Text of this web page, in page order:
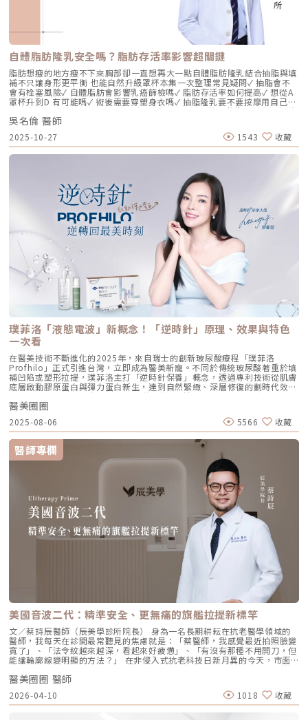
Profhilo 之所以能在國際醫美界佔有一席之地，在於其革命性的
NAHYCO™ 專利熱融合技術。1. 醫學界的「純淨」突破：無化學交聯劑一
般玻尿酸為了維持在體內的時間，必須添加化學交聯劑（如 BDDE）。雖然
這在合法範圍內是安全的，但對於過敏體質或追求極致天然的客戶來說，仍
存在延遲性發炎的風險。Profhilo逆時針 透過精確的加熱與降溫製程，讓
高分子與低分子玻尿酸產生自然的氫鍵鍵結，完全不含 BDDE。這意味著它
具備極高的「生物相容性」，注射後能與人體組織完美融合。2. 高低分子玻
尿酸的「黃金比例」Profhilo 含有目前市面上極高濃度的玻尿酸
（64mg/2ml），它結合了： 高分子量玻尿酸（H-HA）：提供穩定的物理
支撐與深層鎖水，改善鬆弛。 低分子量玻尿酸（L-HA）：作為傳遞信號的
分子，直接活化真皮層內的纖維母細胞，誘導膠原蛋白與彈力蛋白新生。這
種「1+1 > 2」的協同作用，讓 Profhilo 在進入皮膚後，能像液態電波一
樣迅速擴散，全面性地改善膚質。三、 3 種細胞與 5 種蛋白：解開「液態
電波」的逆齡關鍵在辰美學的診間，我常跟客戶解釋，Profhilo 就像是為
肌膚施加了一種「啟動指令」。它不僅僅是補水，而是啟動了「3+5 逆齡機
制」： 活化 3 種關鍵細胞： 纖維母細胞：這是皮膚的「膠原工廠」。 角質
胞：幫助恢復皮下組織的飽滿感，減緩隨著年齡增長的皮下萎縮。 啟動 5
種關鍵結構蛋白：包括 I 型、III 型、IV 型、VII 型膠原蛋白以及最關鍵的彈
力蛋白。這種全方位的重塑效果，能讓下顎線變清晰，讓細紋從底層淡化。
這就是為什麼它被暱稱為「液態電波」。電波是靠「熱能」刺激新生，而
Profhilo 是靠「生物分子信號」啟動新生。對於皮膚薄、怕痛或不適合高
能量儀器的客戶來說，這是一個非常理想的選擇。四、 蔡醫師的精準美
學：BAP 五點拉提點位解析施打 Profhilo 是一門藝術。我們採用國際標準
的 BAP（Bio Aesthetic Points）五點拉提打法，這五個點是避開重要血
管、精準對準臉部支撐結構的黃金位置： [1] 顴骨高點： 位於顴骨最突出的
地方，需離眼睛外側至少 2 公分。能像掛鉤一樣，為中臉提供向上向外的支
撐力。 [2] 鼻翼與瞳孔垂直線交界： 在鼻翼與耳廓之間畫出水平線，再從瞳
孔中線畫垂直線，兩線交交叉處作為注射點。能有效改善法令紋，飽滿面中
部。 [3] 耳廓下前緣： 位於耳廓下緣的前方約 1 公分處。是收緊臉部外側
輪廓、強化下頷線條的關鍵。 [4] 下頷嘴角交界： 在下巴中軸線的三分之一
處畫垂直線，再向唇角方向移動 1.5 公分。可以修飾木偶紋，改善嘴角下
垂。 [5] 下顎角前緣： 位於下顎角前側約 1 公分處。幫助拉緊腮幫子多餘
的鬆弛組織，讓下顎線條清晰。五、 哪些部位最適合 Profhilo 逆時針？
Profhilo 逆時針之所以能成為抗老界的寵兒，不僅是因為它的成分純淨，
更因為它解決了傳統醫美難以觸及的「盲區」。它不靠體積填充，而是透過
「液態拉皮」的概念，從根本提升肌膚彈性。以下四個部位是我在臨床運用
中最推薦的：1. 臉部液態拉皮：BAP 五點精準誘導這是 Profhilo 的核心應
用。與傳統玻尿酸增加臉部「厚重感」或「體積支撐」的邏輯完全不同，
Profhilo 本質上是液態拉皮。我們採用國際標準的 BAP（Bio Aesthetic
Points）五點注射法，這五個點是避開重要血管、精準將玻尿酸導入真皮層
的黃金位置： 顴骨高點：啟動中臉肌膚的生物重塑，優化張力。 鼻翼瞳孔
交界：透過提升肌膚彈力，自然弱化法令紋的視覺感。 耳廓下前緣：強化
臉部外側緊緻度，讓輪廓不再鬆垮。 下頷嘴角交界：改善嘴角周圍的鬆
弛，恢復皮膚原有的拉力。 下顎角前緣：誘導彈力蛋白新生，收緊下頷邊
緣的曲線。這五個點位並非用來「填充凹陷」，而是作為信號啟動點，讓玻
尿酸在皮下如水幕般擴散，誘導彈力蛋白大量新生，像是在皮下植入了一層
隱形的「彈力網」，讓下顎線與中臉自然回歸緊緻狀態。2. 火雞頸與橫向頸
紋：修復彈力纖維的救星頸部皮膚極薄，且缺乏支撐結構，老化多半是因為
彈力纖維斷裂。傳統填充型玻尿酸因為有化學交聯，施打後容易因重力或皮
膚過薄而產生凸起（毛毛蟲現象）。Profhilo 具備極佳的流動性，能均勻
滲透進頸部真皮層，不是填平皺紋，而是從底層重塑頸部肌膚的厚度與張
力，是目前改善頸部質感的首選。3. 手背（雞爪手）：重建真皮層的緊實度
雙手最容易因彈力蛋白流失而顯得乾癟、血管明顯。Profhilo 透過「非填
充」的方式，啟動手背肌膚的自我修復機制。它不僅是補水，更是透過生物
重塑增加組織的彈性與結構感，讓手背肌膚恢復細緻平滑，找回如少女般優
雅的肌膚張力。4. 口周細紋：自然軟化而不僵硬對於愛笑或年長客戶常見的
唇周紋，若使用傳統填充物，常會因為增加了體積而讓表情變得僵硬。
Profhilo 透過液態拉皮的原理，在不改變五官比例的前提下，誘導唇周肌
膚新生彈力蛋白，從底層「軟化」細小紋路，讓整個人看起來更加柔和、自
然。六、 蔡醫師的診間建議：如何規劃妳的「逆時針」計畫？在辰美學，
我們追求的是「長效且細膩」的美，而非瞬間的煙火式改變。針對初次接觸
Profhilo 逆時針 的客戶，我通常會建議以「週期性重塑」的方式來規劃妳
的專屬美學地圖：1. 基礎療程：建議至少進行 2 至 3 次為了達到最佳的彈
力蛋白新生與肌底環境優化，單次施打僅是啟動信號，完整的重塑需要時間
堆疊： 啟動期（第 1 次與第 2 次）： 建議間隔 1 個月施打。這兩次密集的
治療能確保高濃度玻尿酸在真皮層內建立穩固的擴散網絡，全面活化纖維母
細胞。 強化期（第 2 次與第 3 次）： 建議間隔3到6個月進行第三次施打。
這是一個關鍵的鞏固點，能延續細胞的再生信號，讓拉皮效果更具層次感。
維持期： 經過這 3 次完整的週期療程後，肌膚的緊緻度與細緻質感通常可
以維持九個月左右的時間。2.術後照護：輕盈無負擔的修復由於 Profhilo
是極高純度的玻尿酸且不含化學交聯劑，術後反應極輕。只需在 24 小時內
避免劇烈運動與高溫環境（如溫泉、蒸氣室、高溫瑜伽），其餘日常生活、
上妝均不受影響，非常適合行程滿檔的都會女性。結語：美，是找回妳原本
自體脂肪隆乳安全嗎？脂肪存活率影響超關鍵
脂肪想瘦的地方瘦不下來胸部卻一直想再大一點自體脂肪隆乳結合抽脂與填
補不只讓身形更平衡 也能自然升級罩杯本集一次整理常見疑問✓ 抽脂會不
會有栓塞風險✓ 自體脂肪會影響乳癌篩檢嗎✓ 脂肪存活率如何提高✓ 想從A
罩杯升到D 有可能嗎✓ 術後需要穿塑身衣嗎✓ 抽脂隆乳要不要按摩用自己的
脂肪 打造柔軟真實的胸型適合誰 怎麼做 最有效將給妳完整觀念與安心評估
依據重點摘要：0:00 #她說他說0:40 #自體脂肪隆乳v.s.#假體隆乳 想要哪
一樣？1:02 關於手術安全性 #自體隆乳2:12 不同的抽脂方式 #脂肪存活率
會一樣嗎？3:16 關於抽脂安全 #脂肪栓塞問題 ？4:09 關於手術安全性 #矽
膠隆乳相關影片：• 罩杯升級前必看，自體脂肪豐胸解析！ EP20• 男生
女乳好尷尬，胸部困擾的隱藏原因你有嗎？ EP24• 抽就對了？抽脂局部雕
@aclinichttps://lin.ee/zGPja49▼詢問整形大小事https://answer-
clinic.com/▼詢問皮膚大小事https://answer-skin.com/▼詢問變美大小
事https://answer-skincare.com/安瑟美膚整形外科診所
FBhttps://www.facebook.com/AnswerClinic安瑟美膚整形外科診所
IGhttps://www.instagram.com/aclinic.group/吳名倫醫師：Dr.Allen 整
形醫美體塑學苑https://www.facebook.com/drallenbody吳名倫醫師
IGhttps://www.instagram.com/psdr_allen/安瑟美膚整形外科診所地
址：臺北市大安區安和路一段113號2樓之1電話：（02）7709-9398
吳名倫 醫師
2025-10-27 1543 收藏
璞菲洛「液態電波」新概念！「逆時針」原理、效果與特色
一次看
在醫美技術不斷進化的2025年，來自瑞士的創新玻尿酸療程「璞菲洛
Profhilo」正式引進台灣，立即成為醫美新寵。不同於傳統玻尿酸著重於填
補凹陷或塑形拉提，璞菲洛主打「逆時針保養」概念，透過專利技術從肌膚
底層啟動膠原蛋白與彈力蛋白新生，達到自然緊緻、深層修復的劃時代效
果。 Profhilo更邀請郭台銘夫人曾馨瑩擔任形象大使，迅速成為市場焦
點。我們將帶你全面認識這項創新療程，從作用原理、五大特色到適合對象
與常見問題，一次搞懂「逆時針玻尿酸」的魅力！ 璞菲洛Profhilo是什
麼？ 璞菲洛是一項注射型玻尿酸產品，由瑞士IBSA研發，正式名稱為「高
低分子玻尿酸皮下植入劑」，在台灣獲得衛福部核准，俗稱為「逆時針」。
與傳統玻尿酸不同，璞菲洛不以填補凹陷為目的，而是透過生物重塑（bio-
remodeling）方式，喚醒肌膚自身的修復機能，促進膠原蛋白和彈力蛋白
的生成，達到自然緊緻與改善膚質的效果。璞菲洛Profhilo的五大特色璞菲
洛之所以能引發醫美界關注，主要在於它與傳統玻尿酸有著本質上的不同，
透過獨特技術從根本上改善肌膚狀態。以下是璞菲洛最突出的五大特色：1.
獨特「生物重塑」機制：啟動膠原與彈力蛋白再生璞菲洛的核心技術採用專
利高、低分子量玻尿酸複合配方，在不添加交聯劑的情況下，能刺激皮膚深
層的纖維母細胞、角質細胞和脂肪細胞，促使膠原蛋白和彈力蛋白大量新
生，從源頭改善肌膚鬆弛與老化問題。2. 全面改善膚況：不只填補，更提升
整體膚質有別於傳統玻尿酸的局部填充，璞菲洛注射後會均勻擴散至皮膚的
真皮層與皮下組織。這使得它能全面性地改善肌膚，包括： 提升肌膚緊實
度與彈性 深層補水、改善乾燥與粗糙 減少細紋、改善膚色不均3. 自然柔和
的效果：告別「饅化臉」璞菲洛的質地較輕盈、流動性高，主要作用提升肌
膚本身的飽滿度與光澤，而不是增加額外體積。因此，能帶來自然、柔和的
改善效果，避免了傳統填充劑可能導致的僵硬或「饅化」現象，讓你看起來
就像是膚況變好了，而不是動了手腳。4. 獨創 BAP 五點注射技術：療程更
舒適、更快速採用獨家的 BAP (Bio Aesthetic Points) 五點注射技術。醫師
只需在臉部兩側各選擇五個精準的生物美學點進行注射，就能讓玻尿酸均勻
擴散至全臉。這大大減少了注射的針數和疼痛感，也降低了術後瘀青和腫脹
的機率，讓療程更加舒適、快速。5. 高濃度、不含交聯劑：安全性高、低發
炎風險以高濃度玻尿酸為主要成分，且製程中不使用任何化學交聯劑，能有
效降低注射後的發炎反應與過敏風險。同時，也經過多項國際認證，確保了
產品的純淨與安全性。逆時針（Profhilo） vs. 傳統玻尿酸比較 療程名稱
逆時針 (Profhilo) 傳統玻尿酸填充劑 主要功能 「生物重塑」(Bio-
remodeling)， 刺激膠原蛋白和彈力蛋白再生，從根本改善膚質 「填充」
和「支撐」， 用於填補凹陷、雕塑輪廓 成分組成 專利技術結合高低分子玻
尿酸， 64mg/2ml 高濃度，無交聯劑 玻尿酸會添加交聯劑，以增加黏度和
支撐力， 能維持體積不被快速分解 作用機制 注射後會均勻擴散至皮膚深
醫美圈圈
2025-08-06 5566 收藏
醫師專欄
美國音波二代：精準安全、更無痛的旗艦拉提新標竿
文／蔡詩辰醫師（辰美學診所院長） 身為一名長期耕耘在抗老醫學領域的
醫師，我每天在診間最常聽見的焦慮就是：「蔡醫師，我感覺最近拍照臉變
寬了」、「法令紋越來越深，看起來好疲憊」、「有沒有那種不用開刀，但
能讓輪廓線變明顯的方法？」 在非侵入式抗老科技日新月異的今天，市面
上的音波儀器琳瑯滿目。但每當病患詢問我最信任哪一台儀器時，我的首選
始終是 Ultherapy 美國音波。而在 2026 年的現在，隨著 Ultherapy
Prime（美音二代） 的問世，醫美界正式進入了「精準醫療」的新紀元。這
篇文章，我將以專業醫師的角度，深度拆解為什麼美音二代會成為我臨床治
療的核心，以及它如何重新定義抗老的黃金標準。一、 為什麼「看得到」
醫美圈圈 醫師
2026-04-10 1018 收藏